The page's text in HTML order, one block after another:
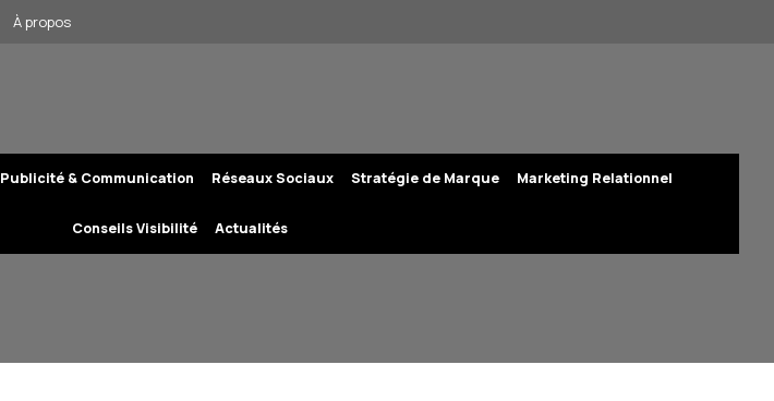
À propos
Publicité & Communication Réseaux Sociaux Stratégie de Marque Marketing Relationnel
Conseils Visibilité Actualités